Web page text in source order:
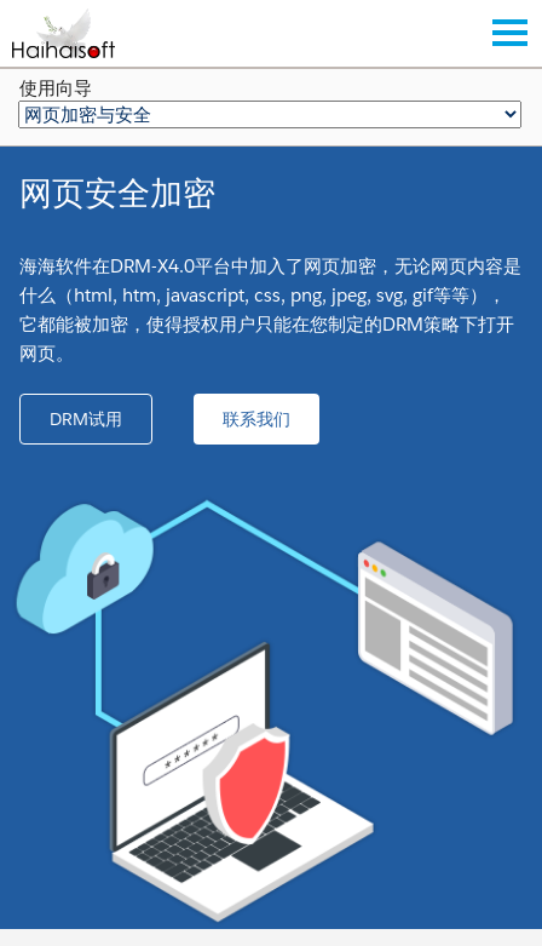
使用向导
网页安全加密
海海软件在DRM-X4.0平台中加入了网页加密，无论网页内容是
什么（html, htm, javascript, css, png, jpeg, svg, gif等等），
它都能被加密，使得授权用户只能在您制定的DRM策略下打开
网页。
DRM试用 联系我们